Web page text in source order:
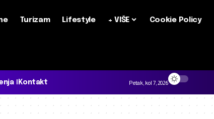
Turizam Lifestyle + VIŠE Cookie Policy
Kontakt Petak, kol 7, 2026